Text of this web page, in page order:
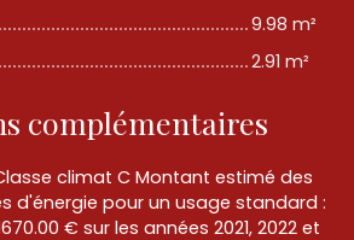
9.98 m²
2.91 m²
complémentaires
climat C Montant estimé des
d'énergie pour un usage standard :
€ sur les années 2021, 2022 et